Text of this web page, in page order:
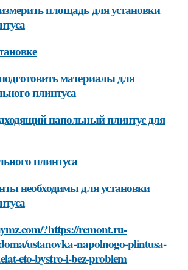
площадь для установки
материалы для
плинтуса
напольный плинтус для
плинтуса
необходимы для установки
?https://remont.ru-
ustanovka-napolnogo-plintusa-
eto-bystro-i-bez-problem